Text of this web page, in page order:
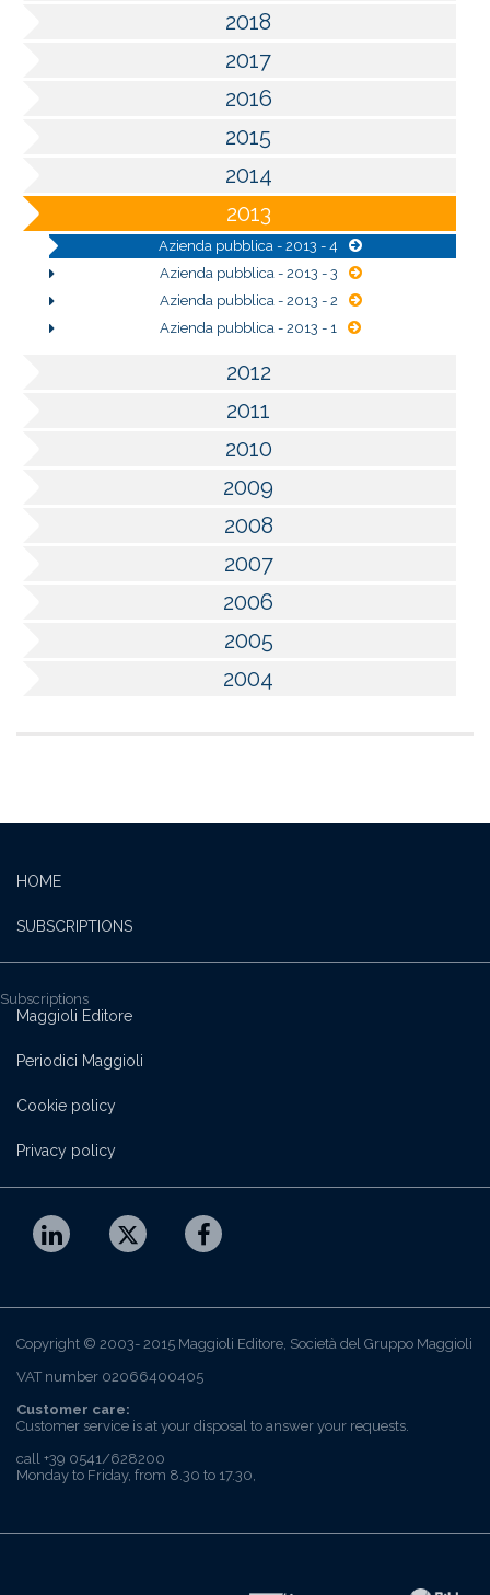
2018
2017
2016
2015
2014
2013
Azienda pubblica - 2013 - 4
Azienda pubblica - 2013 - 3
Azienda pubblica - 2013 - 2
Azienda pubblica - 2013 - 1
2012
2011
2010
2009
2008
2007
2006
2005
2004
HOME
SUBSCRIPTIONS
Subscriptions
Maggioli Editore
Periodici Maggioli
Cookie policy
Privacy policy
Copyright © 2003- 2015 Maggioli Editore, Società del Gruppo Maggioli
VAT number 02066400405
Customer care:
Customer service is at your disposal to answer your requests.
call +39 0541/628200
Monday to Friday, from 8.30 to 17.30,